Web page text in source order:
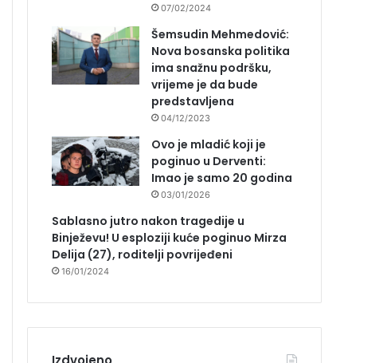
07/02/2024
Šemsudin Mehmedović:
Nova bosanska politika
ima snažnu podršku,
vrijeme je da bude
predstavljena
04/12/2023
Ovo je mladić koji je
poginuo u Derventi:
Imao je samo 20 godina
03/01/2026
Sablasno jutro nakon tragedije u
Binježevu! U esploziji kuće poginuo Mirza
Delija (27), roditelji povrijeđeni
16/01/2024